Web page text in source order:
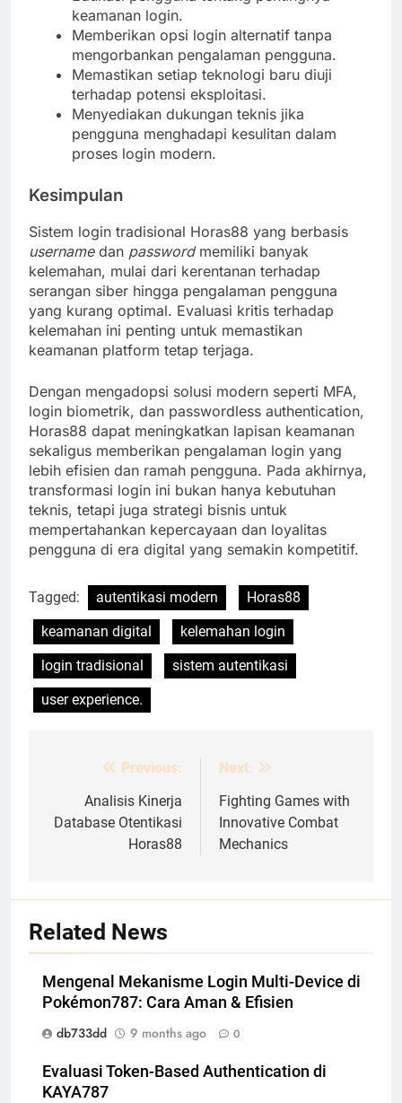
keamanan login.
Memberikan opsi login alternatif tanpa
mengorbankan pengalaman pengguna.
Memastikan setiap teknologi baru diuji
terhadap potensi eksploitasi.
Menyediakan dukungan teknis jika
pengguna menghadapi kesulitan dalam
proses login modern.
Kesimpulan
Sistem login tradisional Horas88 yang berbasis
usernamedan passwordmemiliki banyak
kelemahan, mulai dari kerentanan terhadap
serangan siber hingga pengalaman pengguna
yang kurang optimal. Evaluasi kritis terhadap
kelemahan ini penting untuk memastikan
keamanan platform tetap terjaga.
Dengan mengadopsi solusi modern seperti MFA,
login biometrik, dan passwordless authentication,
Horas88 dapat meningkatkan lapisan keamanan
sekaligus memberikan pengalaman login yang
lebih efisien dan ramah pengguna. Pada akhirnya,
transformasi login ini bukan hanya kebutuhan
teknis, tetapi juga strategi bisnis untuk
mempertahankan kepercayaan dan loyalitas
pengguna di era digital yang semakin kompetitif.
Tagged: autentikasi modern
Horas88
keamanan digital
kelemahan login
login tradisional
sistem autentikasi
user experience.
navigation
Previous:
Analisis Kinerja
Database Otentikasi
Horas88
Next:
Fighting Games with
Innovative Combat
Mechanics
Related News
Mengenal Mekanisme Login Multi-Device di
Pokémon787: Cara Aman & Efisien
db733dd
9 months ago 0
Evaluasi Token-Based Authentication di
KAYA787